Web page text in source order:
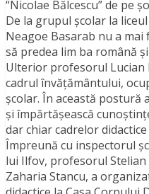
“Nicolae Bălcescu” de pe
De la grupul şcolar la
Neagoe Basarab nu a mai
să predea lim ba română
Ulterior profesorul Lucian
cadrul învăţământului,
şcolar. În această postură
şi împărtăşească
dar chiar cadrelor
Împreună cu inspectorul
lui Ilfov, profesorul
Zaharia Stancu, a